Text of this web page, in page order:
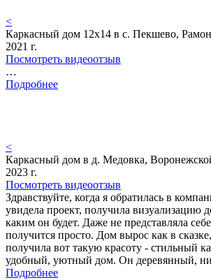
<
Каркасный дом 12х14 в с. Пекшево,
2021 г.
Посмотреть видеоотзыв
…
Подробнее
<
Каркасный дом в д. Медовка,
2023 г.
Посмотреть видеоотзыв
Здравствуйте, когда я обратилась в
увидела проект, получила визуализацию
каким он будет. Даже не представляла
получится просто. Дом вырос как в
получила вот такую красоту - стильный
удобный, уютный дом. Он деревянный,
Подробнее